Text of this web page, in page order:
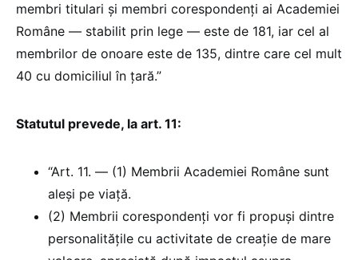
membri titulari și membri corespondenți ai Academiei
Române — stabilit prin lege — este de 181, iar cel al
membrilor de onoare este de 135, dintre care cel mult
40 cu domiciliul în țară.”
Statutul prevede, la art. 11:
“Art. 11. — (1) Membrii Academiei Române sunt
aleși pe viață.
(2) Membrii corespondenți vor fi propuși dintre
personalitățile cu activitate de creație de mare